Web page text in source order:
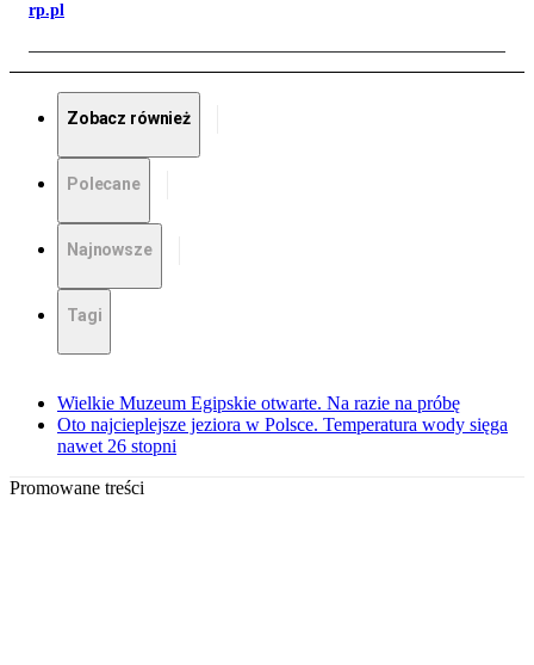
rp.pl
Zobacz również
Polecane
Najnowsze
Tagi
Wielkie Muzeum Egipskie otwarte. Na razie na próbę
Oto najcieplejsze jeziora w Polsce. Temperatura wody sięga
nawet 26 stopni
Promowane treści